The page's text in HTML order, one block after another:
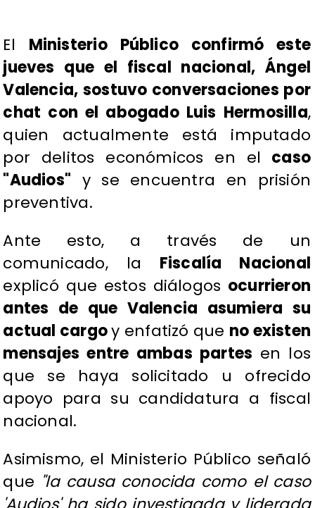
El Ministerio Público confirmó este
jueves que el fiscal nacional, Ángel
Valencia, sostuvo conversaciones por
chat con el abogado Luis Hermosilla,
quien actualmente está imputado
por delitos económicos en el caso
"Audios" y se encuentra en prisión
preventiva.
Ante esto, a través de un
comunicado, la Fiscalía Nacional
explicó que estos diálogos ocurrieron
antes de que Valencia asumiera su
actual cargoy enfatizó que no existen
mensajes entre ambas partes en los
que se haya solicitado u ofrecido
apoyo para su candidatura a fiscal
nacional.
Asimismo, el Ministerio Público señaló
que "la causa conocida como el caso